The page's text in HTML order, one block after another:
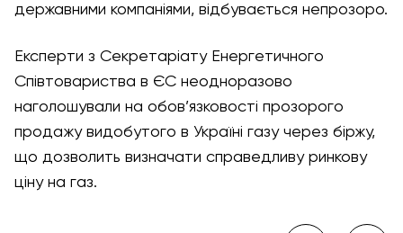
державними компаніями, відбувається непрозоро.
Експерти з Секретаріату Енергетичного
Співтовариства в ЄС неодноразово
наголошували на обов’язковості прозорого
продажу видобутого в Україні газу через біржу,
що дозволить визначати справедливу ринкову
ціну на газ.